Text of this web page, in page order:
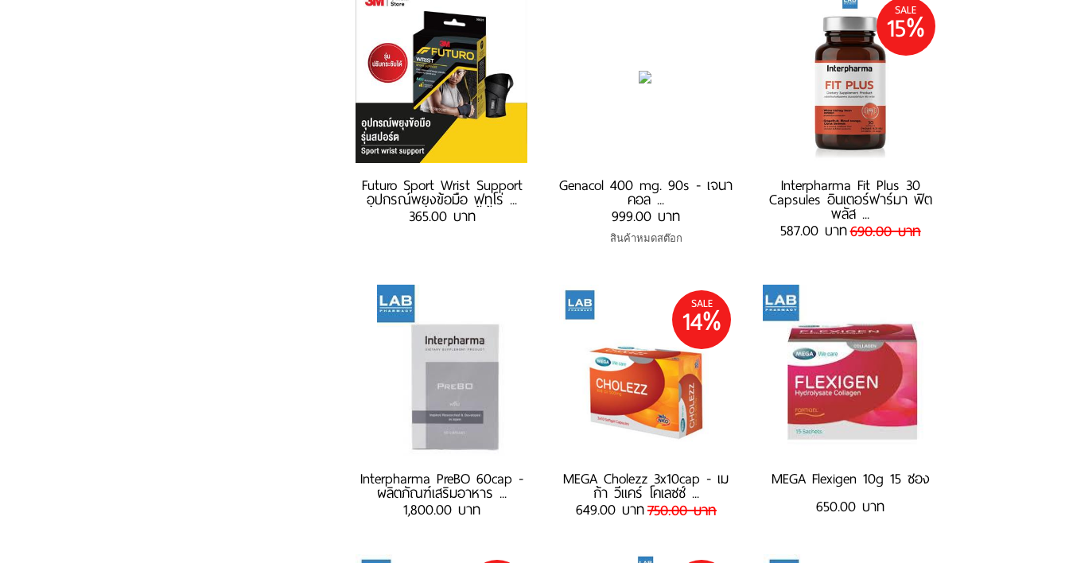
Futuro Sport Wrist Support
อุปกรณ์พยุงข้อมือ ฟูทูโร่ ...
365.00 บาท
Genacol 400 mg. 90s - เจนา
คอล ...
999.00 บาท
สินค้าหมดสต๊อก
SALE
15%
Interpharma Fit Plus 30
Capsules อินเตอร์ฟาร์มา ฟิต
พลัส ...
690.00 บาท
587.00 บาท
Interpharma PreBO 60cap -
ผลิตภัณฑ์เสริมอาหาร ...
1,800.00 บาท
SALE
14%
MEGA Cholezz 3x10cap - เม
ก้า วีแคร์ โคเลซซ์ ...
750.00 บาท
649.00 บาท
MEGA Flexigen 10g 15 ซอง
650.00 บาท